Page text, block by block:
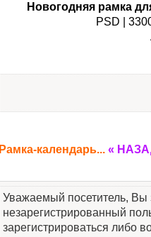
Новогодняя рамка
PSD |
Рамка-календарь... «
Уважаемый посетитель, Вы
незарегистрированный
зарегистрироваться либо